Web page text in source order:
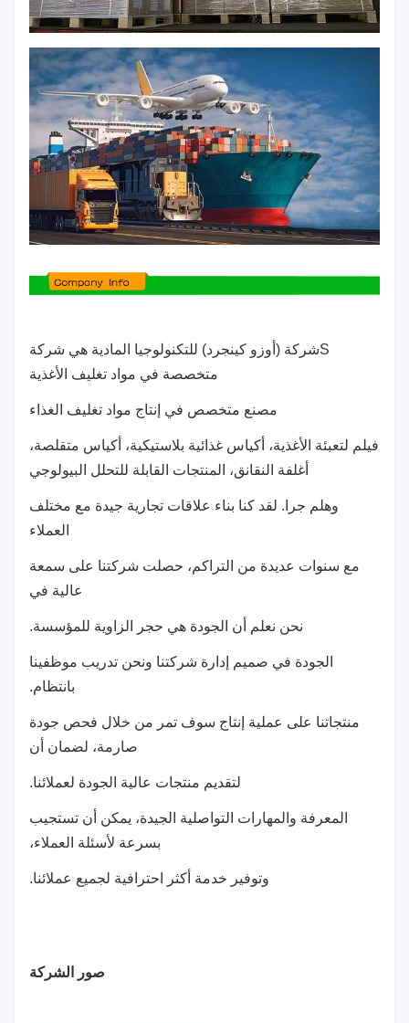
Sشركة (أوزو كينجرد) للتكنولوجيا المادية هي شركة
متخصصة في مواد تغليف الأغذية
مصنع متخصص في إنتاج مواد تغليف الغذاء
فيلم لتعبئة الأغذية، أكياس غذائية بلاستيكية، أكياس متقلصة،
أغلفة النقانق، المنتجات القابلة للتحلل البيولوجي
وهلم جرا. لقد كنا بناء علاقات تجارية جيدة مع مختلف
العملاء
مع سنوات عديدة من التراكم، حصلت شركتنا على سمعة
عالية في
نحن نعلم أن الجودة هي حجر الزاوية للمؤسسة.
الجودة في صميم إدارة شركتنا ونحن تدريب موظفينا
بانتظام.
منتجاتنا على عملية إنتاج سوف تمر من خلال فحص جودة
صارمة، لضمان أن
لتقديم منتجات عالية الجودة لعملائنا.
المعرفة والمهارات التواصلية الجيدة، يمكن أن تستجيب
بسرعة لأسئلة العملاء،
وتوفير خدمة أكثر احترافية لجميع عملائنا.
صور الشركة